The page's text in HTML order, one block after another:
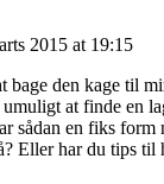
2015 at 19:15
bage den kage til
at finde en
sådan en fiks form
Eller har du tips til